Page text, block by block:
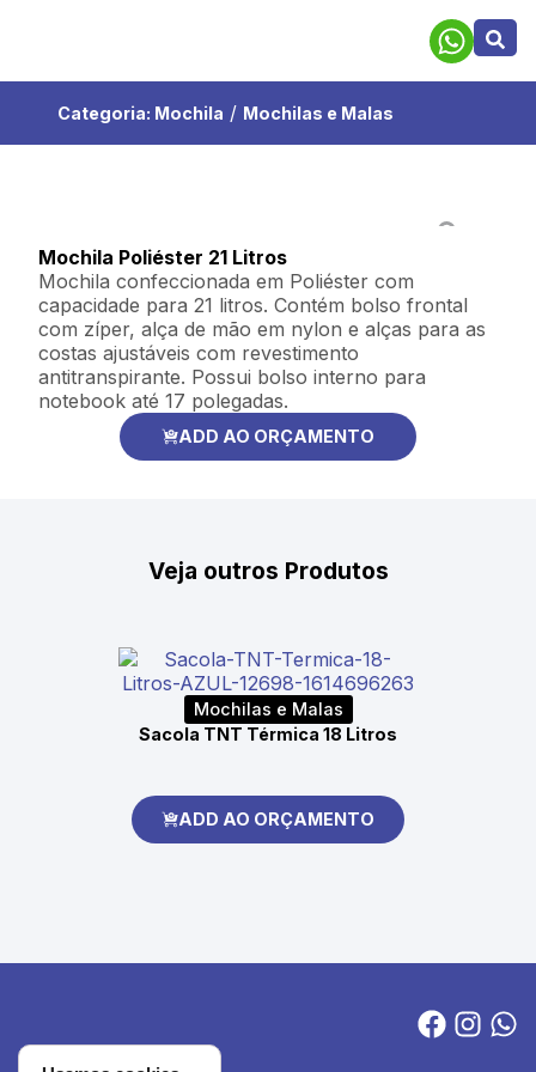
Categoria: Mochila / Mochilas e Malas
Mochila Poliéster 21 Litros
Mochila confeccionada em Poliéster com
capacidade para 21 litros. Contém bolso frontal
com zíper, alça de mão em nylon e alças para as
costas ajustáveis com revestimento
antitranspirante. Possui bolso interno para
notebook até 17 polegadas.
ADD AO ORÇAMENTO
Veja outros Produtos
Mochilas e Malas
Sacola TNT Térmica 18 Litros
ADD AO ORÇAMENTO